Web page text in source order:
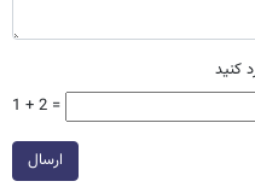
کنید
1 + 2 =
ارسال